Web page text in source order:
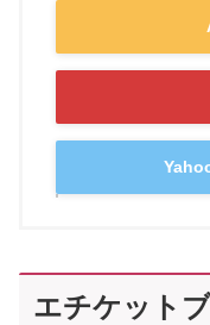
エチケット